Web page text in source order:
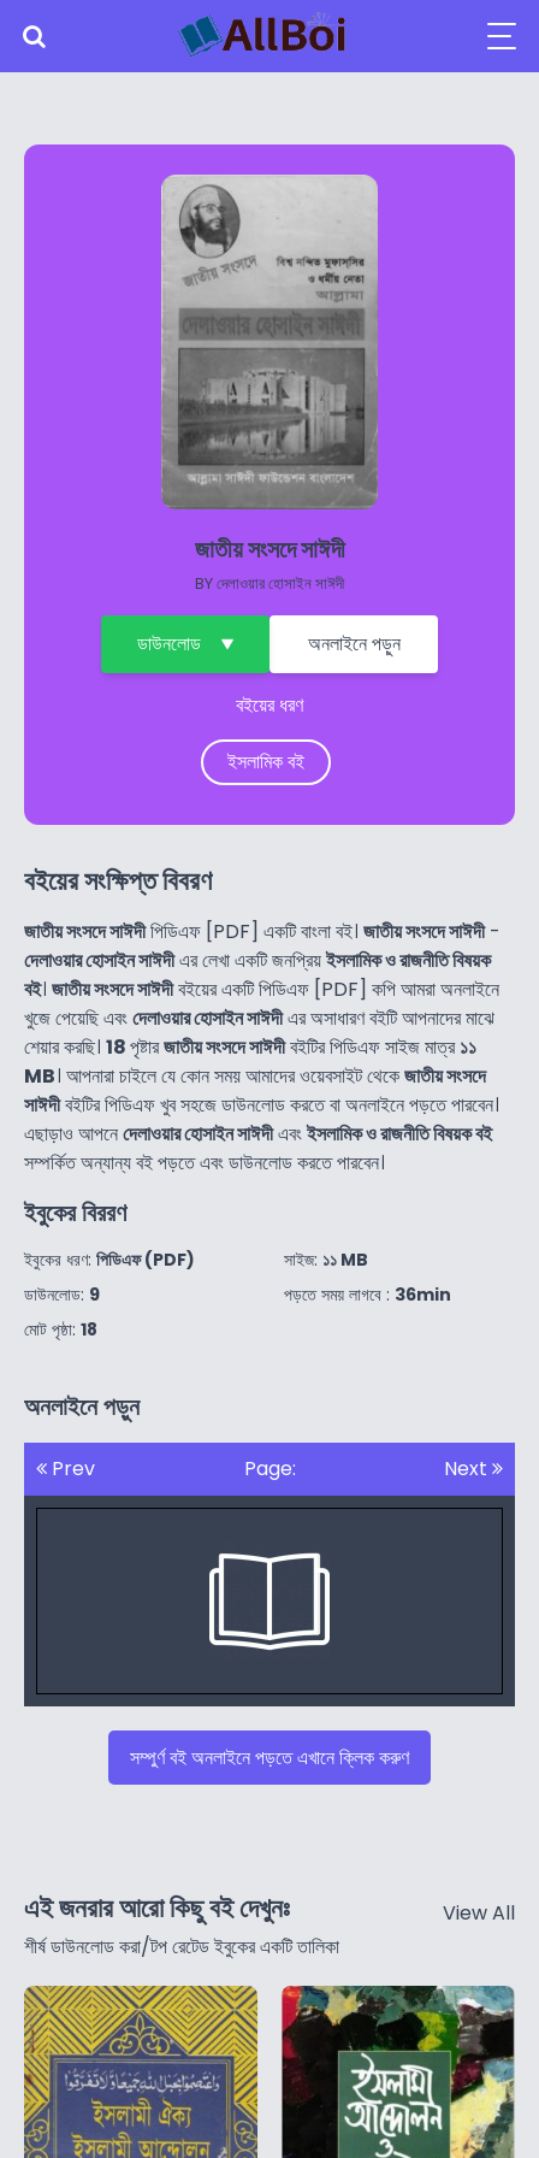
জাতীয় সংসদে সাঈদী
BYদেলাওয়ার হোসাইন সাঈদী
ডাউনলোড অনলাইনে পড়ুন
বইয়ের ধরণ
ইসলামিক বই
বইয়ের সংক্ষিপ্ত বিবরণ
জাতীয় সংসদে সাঈদীপিডিএফ [PDF] একটি বাংলা বই। জাতীয় সংসদে সাঈদী-
দেলাওয়ার হোসাইন সাঈদীএর লেখা একটি জনপ্রিয়ইসলামিক ও রাজনীতি বিষয়ক
বই। জাতীয় সংসদে সাঈদীবইয়ের একটি পিডিএফ [PDF] কপি আমরা অনলাইনে
খুজে পেয়েছি এবংদেলাওয়ার হোসাইন সাঈদীএর অসাধারণ বইটি আপনাদের মাঝে
শেয়ার করছি। 18পৃষ্টারজাতীয় সংসদে সাঈদীবইটির পিডিএফ সাইজ মাত্র১১
MB। আপনারা চাইলে যে কোন সময় আমাদের ওয়েবসাইট থেকেজাতীয় সংসদে
সাঈদীবইটির পিডিএফ খুব সহজে ডাউনলোড করতে বা অনলাইনে পড়তে পারবেন।
এছাড়াও আপনেদেলাওয়ার হোসাইন সাঈদীএবংইসলামিক ও রাজনীতি বিষয়ক বই
সম্পর্কিত অন্যান্য বই পড়তে এবং ডাউনলোড করতে পারবেন।
ইবুকের বিররণ
ইবুকের ধরণ: পিডিএফ (PDF)
ডাউনলোড: 9
মোট পৃষ্ঠা: 18
সাইজ: ১১ MB
পড়তে সময় লাগবে : 36min
অনলাইনে পড়ুন
Prev Page: Next
সম্পুর্ণ বই অনলাইনে পড়তে এখানে ক্লিক করুণ
এই জনরার আরো কিছু বই দেখুনঃ
শীর্ষ ডাউনলোড করা/টপ রেটেড ইবুকের একটি তালিকা
View All